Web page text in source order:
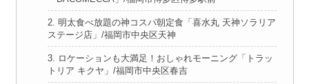
2. 明太食べ放題の神コスパ朝定食「喜水丸 天神ソラリア
ステージ店」/福岡市中央区天神
3. ロケーションも大満足！おしゃれモーニング「トラッ
トリア キクヤ」/福岡市中央区春吉